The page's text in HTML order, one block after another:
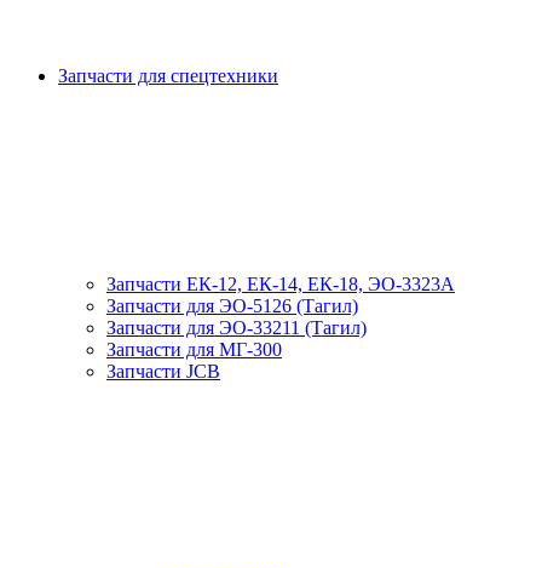
Запчасти для спецтехники
Запчасти ЕК-12, ЕК-14, ЕК-18, ЭО-3323А
Запчасти для ЭО-5126 (Тагил)
Запчасти для ЭО-33211 (Тагил)
Запчасти для МГ-300
Запчасти JCB